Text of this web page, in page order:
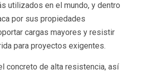
utilizados en el mundo, y dentro
por sus propiedades
cargas mayores y resistir
para proyectos exigentes.
concreto de alta resistencia, así